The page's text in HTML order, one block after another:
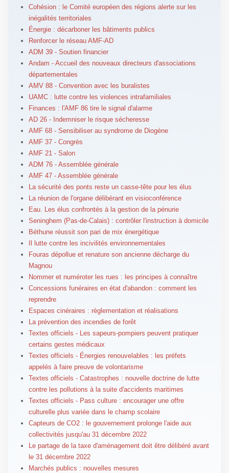
Cohésion : le Comité européen des régions alerte sur les
inégalités territoriales
Énergie : décarboner les bâtiments publics
Renforcer le réseau AMF-AD
ADM 39 - Soutien financier
Andam - Accueil des nouveaux directeurs d'associations
départementales
AMV 88 - Convention avec les buralistes
UAMC : lutte contre les violences intrafamiliales
Finances : l'AMF 86 tire le signal d'alarme
AD 26 - Indemniser le risque sécheresse
AMF 68 - Sensibiliser au syndrome de Diogène
AMF 37 - Congrès
AMF 21 - Salon
ADM 76 - Assemblée générale
AMF 47 - Assemblée générale
La sécurité des ponts reste un casse-tête pour les élus
La réunion de l'organe délibérant en visioconférence
Eau. Les élus confrontés à la gestion de la pénurie
Seninghem (Pas-de-Calais) : contrôler l'instruction à domicile
Béthune réussit son pari de mix énergétique
Il lutte contre les incivilités environnementales
Fouras dépollue et renature son ancienne décharge du
Magnou
Nommer et numéroter les rues : les principes à connaître
Concessions funéraires en état d'abandon : comment les
reprendre
Espaces cinéraires : règlementation et réalisations
La prévention des incendies de forêt
Textes officiels - Les sapeurs-pompiers peuvent pratiquer
certains gestes médicaux
Textes officiels - Énergies renouvelables : les préfets
appelés à faire preuve de volontarisme
Textes officiels - Catastrophes : nouvelle doctrine de lutte
contre les pollutions à la suite d'accidents maritimes
Textes officiels - Pass culture : encourager une offre
culturelle plus variée dans le champ scolaire
Capteurs de CO2 : le gouvernement prolonge l'aide aux
collectivités jusqu'au 31 décembre 2022
Le partage de la taxe d'aménagement doit être délibéré avant
le 31 décembre 2022
Marchés publics : nouvelles mesures